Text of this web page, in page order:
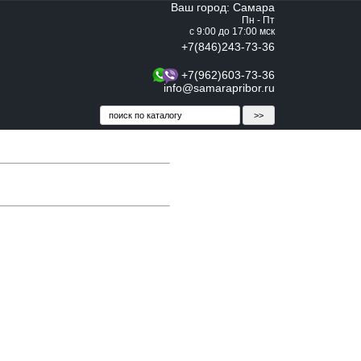
Ваш город: Самара
Пн - Пт
с 9:00 до 17:00 мск
+7(846)243-73-36
+7(962)603-73-36
info@samarapribor.ru